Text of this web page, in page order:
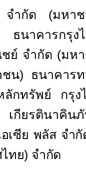
จำกัด (มหา
ธนาคารกรุ
ย์ จำกัด (มห
น) ธนาคาร
กทรัพย์ กรุง
กียรตินาคิน
เซีย พลัส จำ
ทย) จำกัด